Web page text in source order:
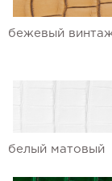
бежевый
белый матовый
Ремешки для
Ремешки для
Ремешки для
Ремешки для
Ремешки для